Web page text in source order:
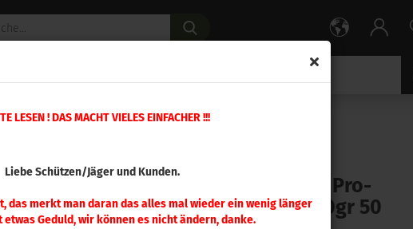
LESEN ! DAS MACHT VIELES EINFACHER !!!
Liebe Schützen/Jäger und Kunden.
das merkt man daran das alles mal wieder ein wenig länger
etwas Geduld, wir können es nicht ändern, danke.
Sierra .375 Pro-
Hunter 200gr 50